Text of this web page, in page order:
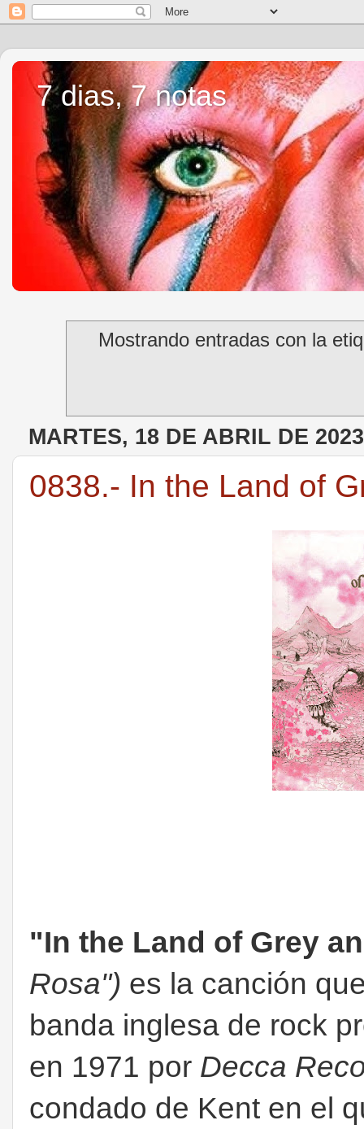
7 dias, 7 notas
Mostrando entradas con la
MARTES, 18 DE ABRIL DE 2023
0838.- In the Land of
"In the Land of Grey
Rosa") es la canción
banda inglesa de rock
en 1971 por Decca
condado de Kent en el